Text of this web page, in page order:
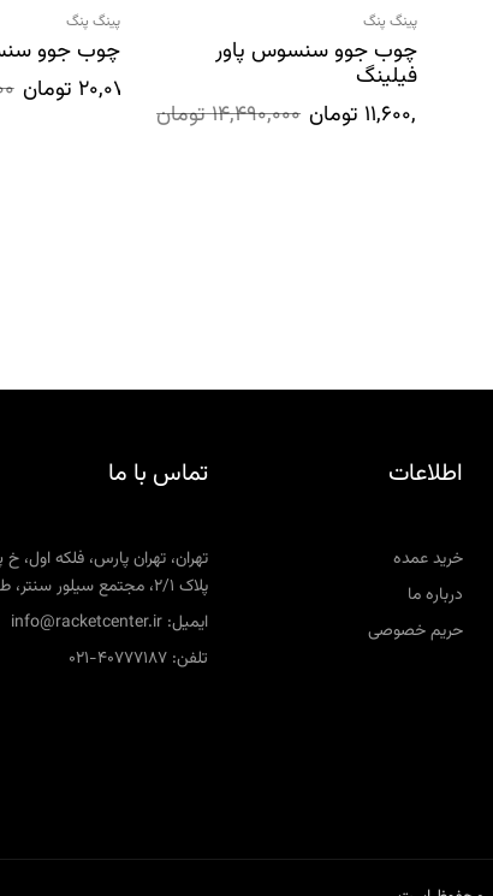
پینگ پنگ
چوب جوو سنسوس پاور
فیلینگ
14,490,000تومان 11,600,000 تومان
پینگ پنگ
چوب جوو
20,070,000 تومان
اطلاعات
خرید عمده
درباره ما
حریم خصوصی
تماس با ما
پلاک 2/1، مجتمع سیلور سنتر، ط4 واحد 402
ایمیل: info@racketcenter.ir
تلفن: 40777187-021